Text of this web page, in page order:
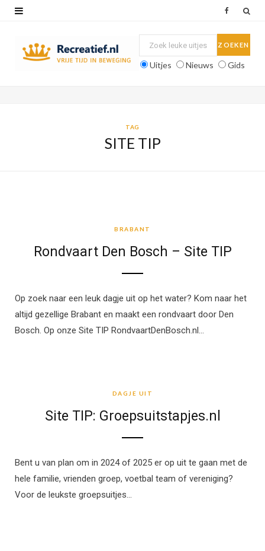
Uitjes Nieuws Gids
TAG
SITE TIP
BRABANT
Rondvaart Den Bosch – Site TIP
Op zoek naar een leuk dagje uit op het water? Kom naar het
altijd gezellige Brabant en maakt een rondvaart door Den
Bosch. Op onze Site TIP RondvaartDenBosch.nl…
DAGJE UIT
Site TIP: Groepsuitstapjes.nl
Bent u van plan om in 2024 of 2025 er op uit te gaan met de
hele familie, vrienden groep, voetbal team of vereniging?
Voor de leukste groepsuitjes…